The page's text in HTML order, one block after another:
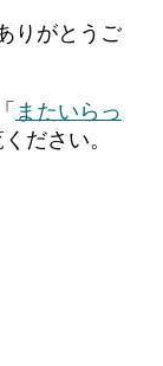
りがとうご
またいらっ
ださい。